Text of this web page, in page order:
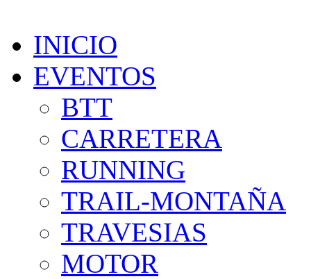
INICIO
EVENTOS
BTT
CARRETERA
RUNNING
TRAIL-MONTAÑA
TRAVESIAS
MOTOR